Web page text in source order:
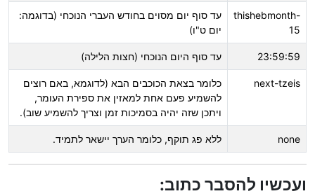
thishebmonth-
15
עד סוף יום מסוים בחודש העברי הנוכחי (בדוגמה:
יום ט"ו)
23:59:59 עד סוף היום הנוכחי (חצות הלילה)
next-tzeis
כלומר בצאת הכוכבים הבא (לדוגמא, באם רוצים
להשמיע פעם אחת למאזין את ספירת העומר,
ויתכן שזה יהיה בסמיכות זמן וצריך להשמיע שוב).
none ללא פג תוקף, כלומר הערך יישאר לתמיד.
ועכשיו להסבר כתוב: